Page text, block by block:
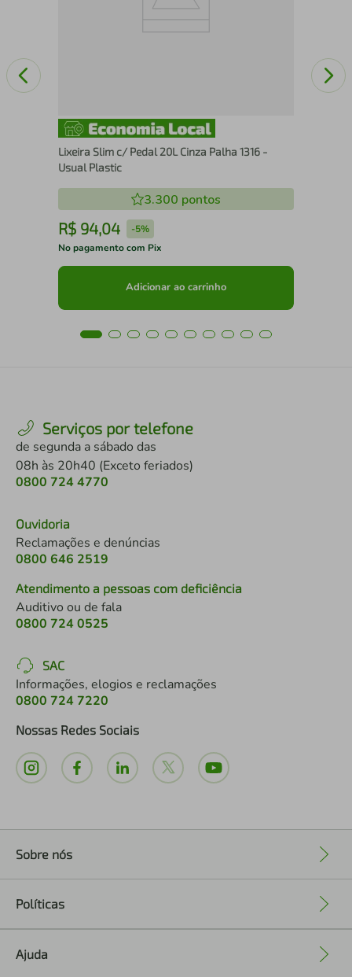
Lixeira Slim c/ Pedal 20L Cinza Palha 1316 -
Usual Plastic
3.300 pontos
R$ 94,04 -5%
No pagamento com Pix
Adicionar ao carrinho
Serviços por telefone
de segunda a sábado das
08h às 20h40 (Exceto feriados)
0800 724 4770
Ouvidoria
Reclamações e denúncias
0800 646 2519
Atendimento a pessoas com deficiência
Auditivo ou de fala
0800 724 0525
SAC
Informações, elogios e reclamações
0800 724 7220
Nossas Redes Sociais
Sobre nós
Políticas
Ajuda